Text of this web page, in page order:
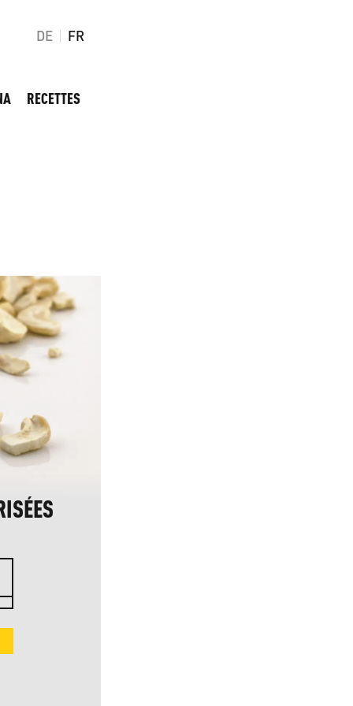
DE FR
RECETTES